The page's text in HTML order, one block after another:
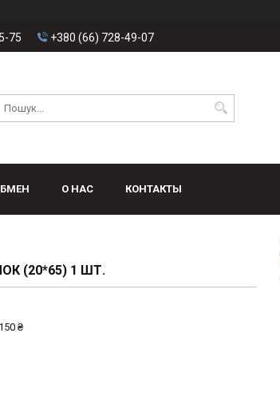
75 +380 (66) 728-49-07
О НАС КОНТАКТЫ
(20*65) 1 ШТ.
₴